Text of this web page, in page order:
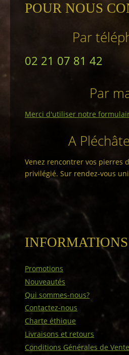
POUR NOUS
Par
02 21 07 81 42
Par
Merci d'utiliser notre
A
Venez rencontrer vos pierres
privilégié. Sur rendez-vous
INFORMATIONS
Promotions
Nouveautés
Qui sommes-nous?
Contactez-nous
Charte éthique
Livraisons et retours
Conditions Générales de Vente